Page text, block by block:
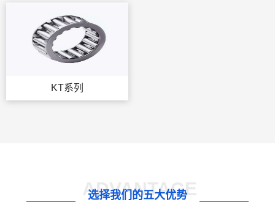
KT系列
选择我们的五大优势
ADVANTAGE